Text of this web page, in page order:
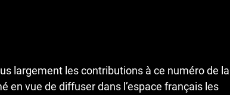
largement les contributions à ce numéro de la
en vue de diffuser dans l’espace français les